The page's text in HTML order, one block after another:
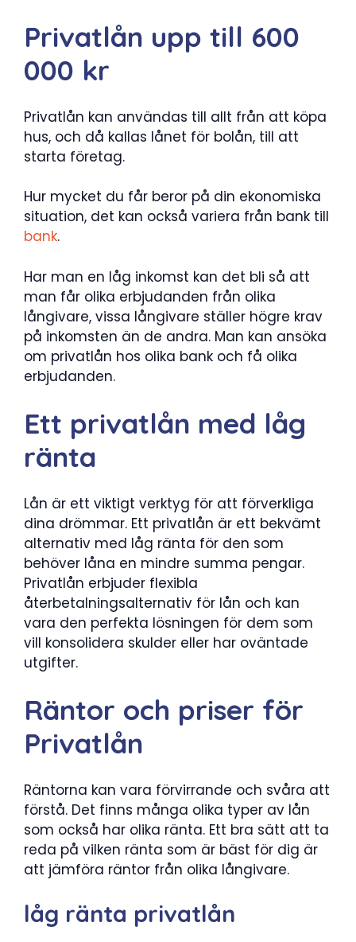
Privatlån upp till 600
000 kr
Privatlån kan användas till allt från att köpa
hus, och då kallas lånet för bolån, till att
starta företag.
Hur mycket du får beror på din ekonomiska
situation, det kan också variera från bank till
bank.
Har man en låg inkomst kan det bli så att
man får olika erbjudanden från olika
långivare, vissa långivare ställer högre krav
på inkomsten än de andra. Man kan ansöka
om privatlån hos olika bank och få olika
erbjudanden.
Ett privatlån med låg
ränta
Lån är ett viktigt verktyg för att förverkliga
dina drömmar. Ett privatlån är ett bekvämt
alternativ med låg ränta för den som
behöver låna en mindre summa pengar.
Privatlån erbjuder flexibla
återbetalningsalternativ för lån och kan
vara den perfekta lösningen för dem som
vill konsolidera skulder eller har oväntade
utgifter.
Räntor och priser för
Privatlån
Räntorna kan vara förvirrande och svåra att
förstå. Det finns många olika typer av lån
som också har olika ränta. Ett bra sätt att ta
reda på vilken ränta som är bäst för dig är
att jämföra räntor från olika långivare.
låg ränta privatlån